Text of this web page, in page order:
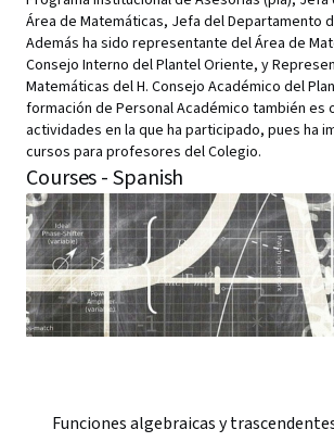
Área de Matemáticas, Jefa del Departamento
Además ha sido representante del Área de
Consejo Interno del Plantel Oriente, y
Matemáticas del H. Consejo Académico del
formación de Personal Académico también es
actividades en la que ha participado, pues ha
cursos para profesores del Colegio.
Courses - Spanish
Funciones algebraicas y